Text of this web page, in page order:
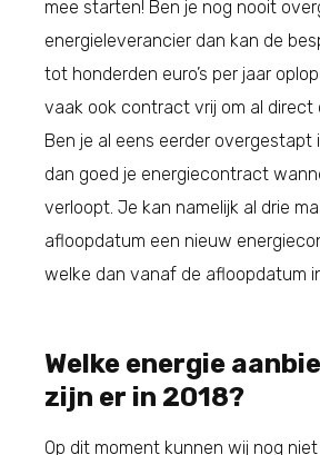
mee starten! Ben je nog nooit
energieleverancier dan kan de
tot honderden euro’s per jaar
vaak ook contract vrij om al direct
Ben je al eens eerder overgestapt
dan goed je energiecontract
verloopt. Je kan namelijk al drie
afloopdatum een nieuw
welke dan vanaf de afloopdatum
Welke energie
zijn er in 2018?
Op dit moment kunnen wij nog